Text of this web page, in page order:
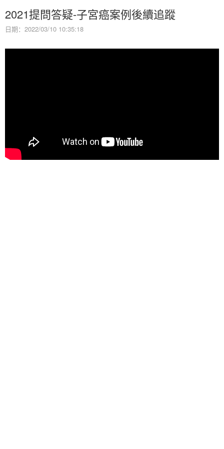
2021提問答疑-子宮癌案例後續追蹤
日期：2022/03/10 10:35:18